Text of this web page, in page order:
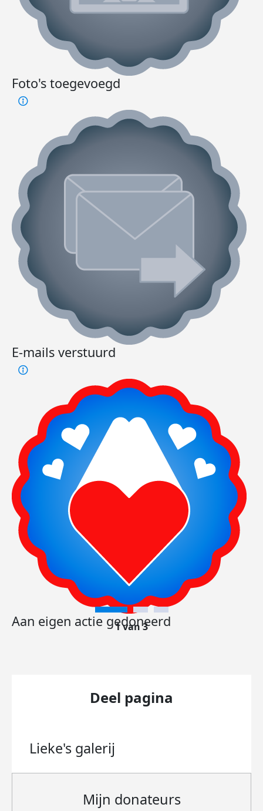
Foto's toegevoegd
E-mails verstuurd
Aan eigen actie gedoneerd
1 van 3
Deel pagina
Lieke's galerij
Mijn donateurs